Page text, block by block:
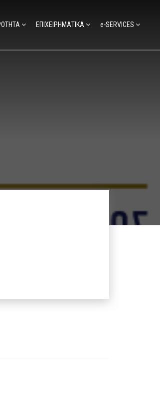
ΕΠΙΧΕΙΡΗΜΑΤΙΚΑ e-SERVICES